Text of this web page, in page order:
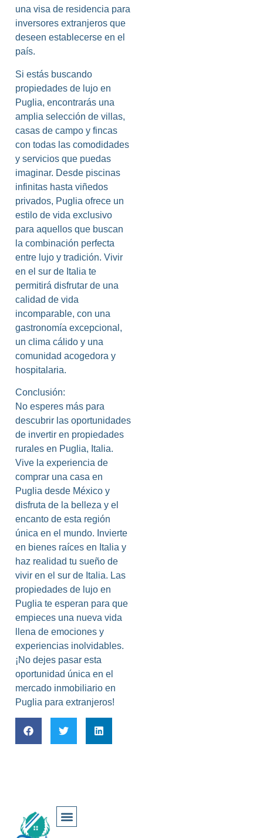
una visa de residencia para
inversores extranjeros que
deseen establecerse en el
país.
Si estás buscando
propiedades de lujo en
Puglia, encontrarás una
amplia selección de villas,
casas de campo y fincas
con todas las comodidades
y servicios que puedas
imaginar. Desde piscinas
infinitas hasta viñedos
privados, Puglia ofrece un
estilo de vida exclusivo
para aquellos que buscan
la combinación perfecta
entre lujo y tradición. Vivir
en el sur de Italia te
permitirá disfrutar de una
calidad de vida
incomparable, con una
gastronomía excepcional,
un clima cálido y una
comunidad acogedora y
hospitalaria.
Conclusión:
No esperes más para
descubrir las oportunidades
de invertir en propiedades
rurales en Puglia, Italia.
Vive la experiencia de
comprar una casa en
Puglia desde México y
disfruta de la belleza y el
encanto de esta región
única en el mundo. Invierte
en bienes raíces en Italia y
haz realidad tu sueño de
vivir en el sur de Italia. Las
propiedades de lujo en
Puglia te esperan para que
empieces una nueva vida
llena de emociones y
experiencias inolvidables.
¡No dejes pasar esta
oportunidad única en el
mercado inmobiliario en
Puglia para extranjeros!